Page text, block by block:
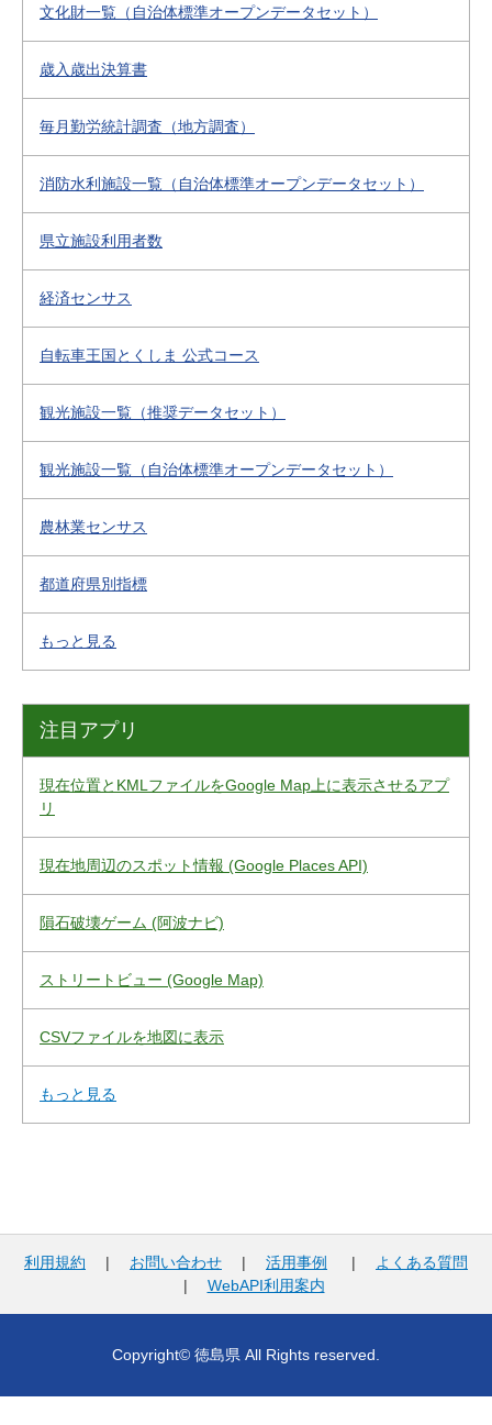
文化財一覧（自治体標準オープンデータセット）
歳入歳出決算書
毎月勤労統計調査（地方調査）
消防水利施設一覧（自治体標準オープンデータセット）
県立施設利用者数
経済センサス
自転車王国とくしま 公式コース
観光施設一覧（推奨データセット）
観光施設一覧（自治体標準オープンデータセット）
農林業センサス
都道府県別指標
もっと見る
注目アプリ
現在位置とKMLファイルをGoogle Map上に表示させるアプ
リ
現在地周辺のスポット情報 (Google Places API)
隕石破壊ゲーム (阿波ナビ)
ストリートビュー (Google Map)
CSVファイルを地図に表示
もっと見る
利用規約 | お問い合わせ | 活用事例 |
よくある質問
| WebAPI利用案内
Copyright© 徳島県 All Rights reserved.